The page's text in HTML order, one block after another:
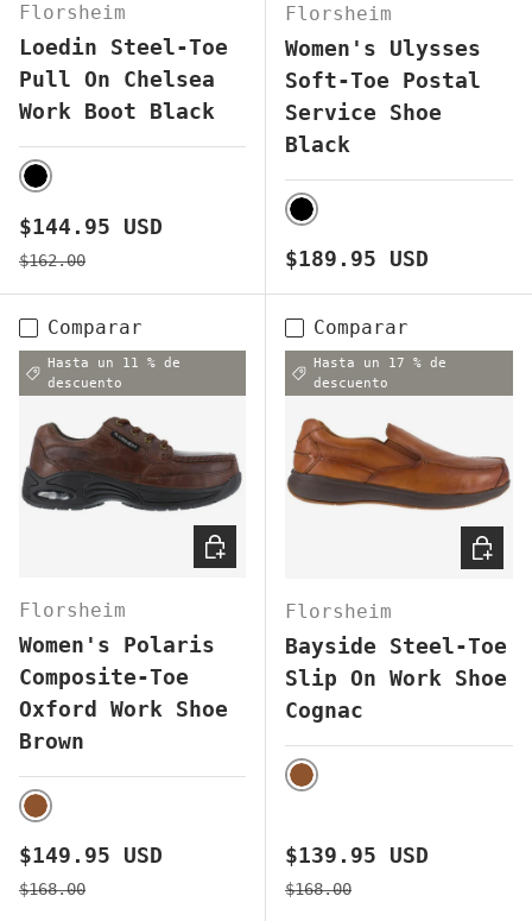
Florsheim
Loedin Steel-Toe
Pull On Chelsea
Work Boot Black
BLACK
Precio de venta
$144.95 USD
Precio normal
$162.00
Florsheim
Women's Ulysses
Soft-Toe Postal
Service Shoe
Black
BLACK
Precio normal
$189.95 USD
Comparar
Hasta un 11 % de
descuento
Florsheim
Women's Polaris
Composite-Toe
Oxford Work Shoe
Brown
BROWN
Precio de venta
$149.95 USD
Precio normal
$168.00
ELEGIR OPCIONES
Comparar
Hasta un 17 % de
descuento
Florsheim
Bayside Steel-Toe
Slip On Work Shoe
Cognac
BROWN
Precio de venta
$139.95 USD
Precio normal
$168.00